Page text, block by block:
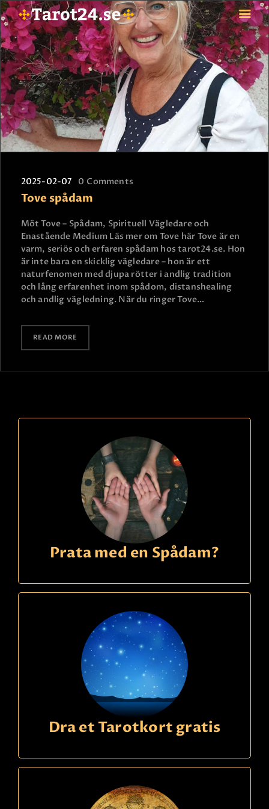
HEM
ASTROLOGI
STJÄRNTECKEN
TAROT
SPÅDAM-SIERSKA
JOBBA SOM SPÅDAM
BETALNING
FAQ
KONTAKTA OSS
2025-02-07 0 Comments
Tove spådam
Möt Tove – Spådam, Spirituell Vägledare och
Enastående Medium Läs mer om Tove här Tove är en
varm, seriös och erfaren spådam hos tarot24.se. Hon
är inte bara en skicklig vägledare – hon är ett
naturfenomen med djupa rötter i andlig tradition
och lång erfarenhet inom spådom, distanshealing
och andlig vägledning. När du ringer Tove…
READ MORE
Prata med en Spådam?
Dra et Tarotkort gratis